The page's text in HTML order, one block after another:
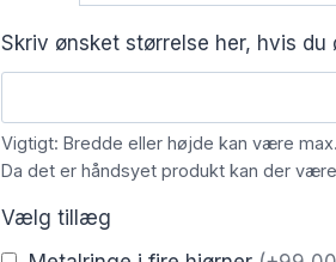
Skriv ønsket størrelse her, hvis
Vigtigt: Bredde eller højde kan være
Da det er håndsyet produkt kan der
Vælg tillæg